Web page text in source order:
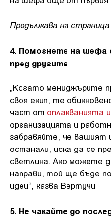
Продължава на страница
4. Помогнете на шефа
пред другите
„Когато мениджърите
своя екип, те
част от оплакванията
организацията и
забравяйте, че вашият
останали, иска да се
светлина. Ако можете
направи, той ще бъде
идеи“, казва Вертучи
5. Не чакайте до